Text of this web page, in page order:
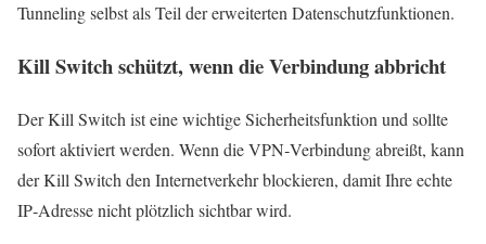
Tunneling selbst als Teil der erweiterten Datenschutzfunktionen.
Kill Switch schützt, wenn die Verbindung abbricht
Der Kill Switch ist eine wichtige Sicherheitsfunktion und sollte
sofort aktiviert werden. Wenn die VPN‑Verbindung abreißt, kann
der Kill Switch den Internetverkehr blockieren, damit Ihre echte
IP‑Adresse nicht plötzlich sichtbar wird.